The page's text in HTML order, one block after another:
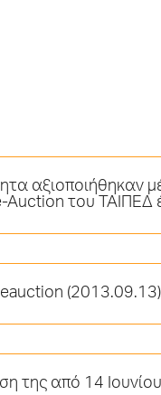
αξιοποιήθηκαν
του ΤΑΙΠΕΔ
eauction (2013.09.13)
της από 14